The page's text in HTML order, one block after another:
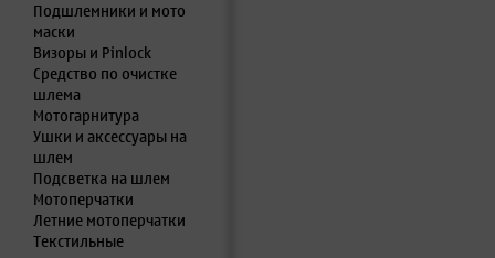
Подшлемники и мото
маски
Визоры и Pinlock
Средство по очистке
шлема
Мотогарнитура
Ушки и аксессуары на
шлем
Подсветка на шлем
Мотоперчатки
Летние мотоперчатки
Текстильные